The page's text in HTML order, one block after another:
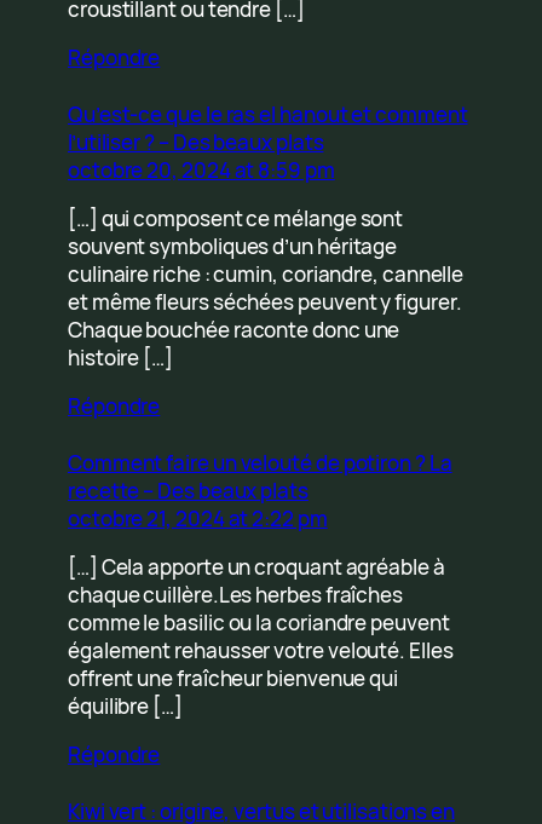
croustillant ou tendre […]
Répondre
Qu’est-ce que le ras el hanout et comment
l’utiliser ? – Des beaux plats
octobre 20, 2024 at 8:59 pm
[…] qui composent ce mélange sont
souvent symboliques d’un héritage
culinaire riche : cumin, coriandre, cannelle
et même fleurs séchées peuvent y figurer.
Chaque bouchée raconte donc une
histoire […]
Répondre
Comment faire un velouté de potiron ? La
recette – Des beaux plats
octobre 21, 2024 at 2:22 pm
[…] Cela apporte un croquant agréable à
chaque cuillère.Les herbes fraîches
comme le basilic ou la coriandre peuvent
également rehausser votre velouté. Elles
offrent une fraîcheur bienvenue qui
équilibre […]
Répondre
Kiwi vert : origine, vertus et utilisations en